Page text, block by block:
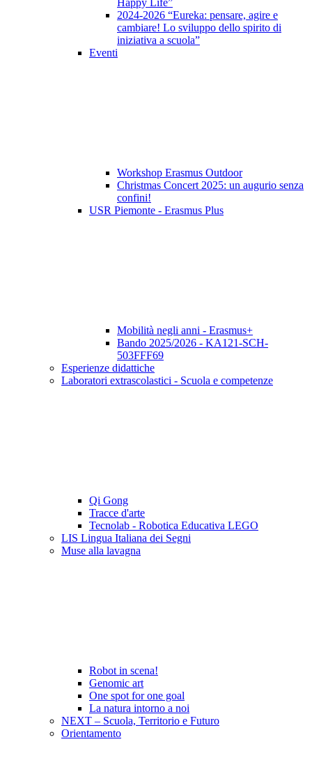
Happy Life”
2024-2026 “Eureka: pensare, agire e
cambiare! Lo sviluppo dello spirito di
iniziativa a scuola”
Eventi
Workshop Erasmus Outdoor
Christmas Concert 2025: un augurio senza
confini!
USR Piemonte - Erasmus Plus
Mobilità negli anni - Erasmus+
Bando 2025/2026 - KA121-SCH-
503FFF69
Esperienze didattiche
Laboratori extrascolastici - Scuola e competenze
Qi Gong
Tracce d'arte
Tecnolab - Robotica Educativa LEGO
LIS Lingua Italiana dei Segni
Muse alla lavagna
Robot in scena!
Genomic art
One spot for one goal
La natura intorno a noi
NEXT – Scuola, Territorio e Futuro
Orientamento